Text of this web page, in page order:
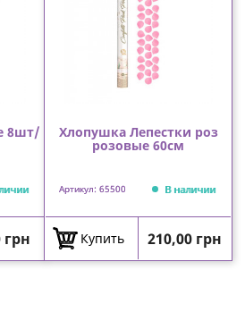
8шт/
грн
Хлопушка Лепестки роз
розовые 60см
Артикул: 65500 В наличии
Купить Цена
210,00 грн